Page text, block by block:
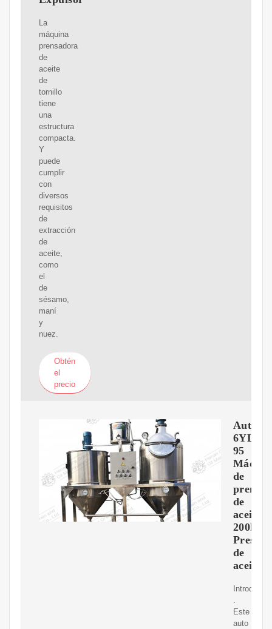
La
máquina
prensadora
de
aceite
de
tornillo
tiene
una
estructura
compacta.
Y
puede
cumplir
con
diversos
requisitos
de
extracción
de
aceite,
como
el
de
sésamo,
maní
y
nuez.
Obtén
el
precio
Auto
6YL-
95
de
prensa
de
aceite
200kg/h
Presión
de
aceite
Este
auto